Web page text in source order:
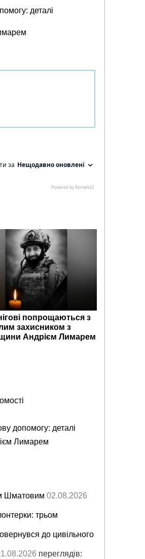
деталі
попрощаються з
захисником з
Андрієм Лимарем
допомогу: деталі
Лимарем
Шматовим 02.08.2026
трьом
до цивільного
переглядів: